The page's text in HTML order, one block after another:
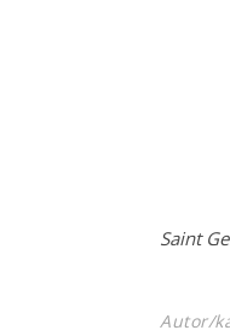
Saint
Autor/